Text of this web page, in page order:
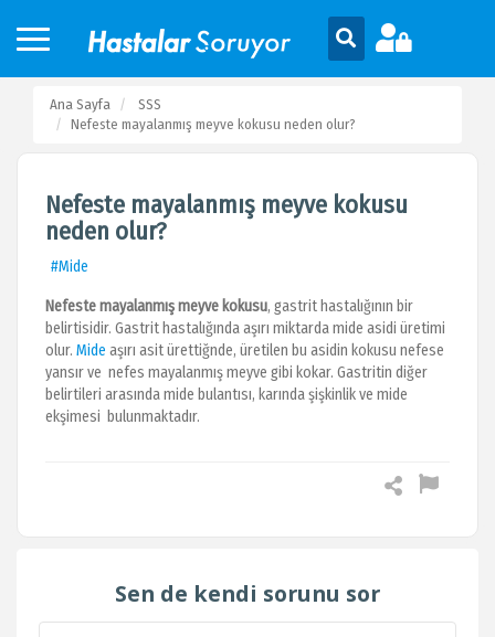
Ana Sayfa
SSS
Nefeste mayalanmış meyve kokusu neden olur?
Nefeste mayalanmış meyve kokusu
neden olur?
#Mide
Nefeste mayalanmış meyve kokusu, gastrit hastalığının bir
belirtisidir. Gastrit hastalığında aşırı miktarda mide asidi üretimi
olur. Mide aşırı asit ürettiğnde, üretilen bu asidin kokusu nefese
yansır ve nefes mayalanmış meyve gibi kokar. Gastritin diğer
belirtileri arasında mide bulantısı, karında şişkinlik ve mide
ekşimesi bulunmaktadır.
Sen de kendi sorunu sor